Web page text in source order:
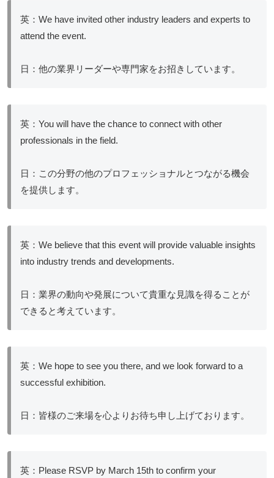
英：We have invited other industry leaders and experts to
attend the event.
日：他の業界リーダーや専門家をお招きしています。
英：You will have the chance to connect with other
professionals in the field.
日：この分野の他のプロフェッショナルとつながる機会
を提供します。
英：We believe that this event will provide valuable insights
into industry trends and developments.
日：業界の動向や発展について貴重な見識を得ることが
できると考えています。
英：We hope to see you there, and we look forward to a
successful exhibition.
日：皆様のご来場を心よりお待ち申し上げております。
英：Please RSVP by March 15th to confirm your